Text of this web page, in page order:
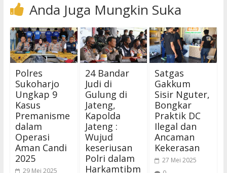
Anda Juga Mungkin Suka
Polres
Sukoharjo
Ungkap 9
Kasus
Premanisme
dalam
Operasi
Aman Candi
2025
29 Mei 2025
24 Bandar
Judi di
Gulung di
Jateng,
Kapolda
Jateng :
Wujud
keseriusan
Polri dalam
Harkamtibm
Satgas
Gakkum
Sisir Nguter,
Bongkar
Praktik DC
Ilegal dan
Ancaman
Kekerasan
27 Mei 2025